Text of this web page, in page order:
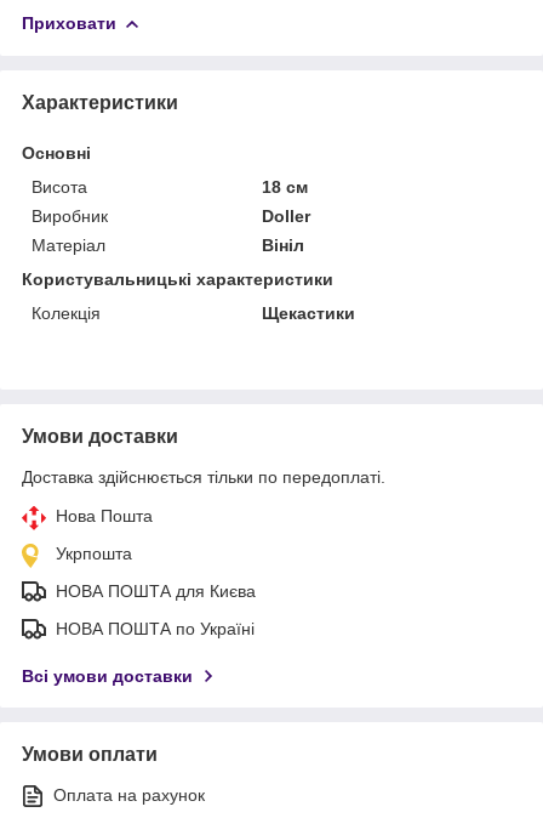
Приховати
Характеристики
Основні
Висота
18 см
Виробник
Doller
Матеріал
Вініл
Користувальницькі характеристики
Колекція
Щекастики
Умови доставки
Доставка здійснюється тільки по передоплаті.
Нова Пошта
Укрпошта
НОВА ПОШТА для Києва
НОВА ПОШТА по Україні
Всі умови доставки
Умови оплати
Оплата на рахунок